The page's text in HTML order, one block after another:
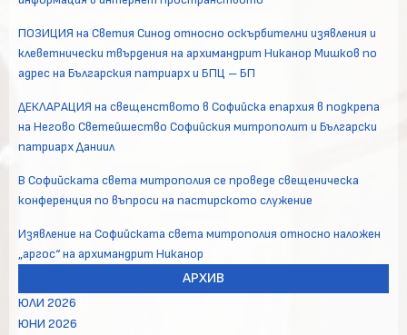
ПОЗИЦИЯ на Светия Синод относно оскърбителни изявления и
клеветнически твърдения на архимандрит Никанор Мишков по
адрес на Българския патриарх и БПЦ – БП
ДЕКЛАРАЦИЯ на свещенството в Софийска епархия в подкрепа
на Негово Светейшество Софийския митрополит и Български
патриарх Даниил
В Софийската света митрополия се проведе свещеническа
конференция по въпроси на пастирското служение
Изявление на Софийската света митрополия относно наложен
„аргос“ на архимандрит Никанор
АРХИВ
ЮЛИ 2026
ЮНИ 2026